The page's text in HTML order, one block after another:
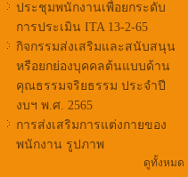
ประชุมพนักงานเพื่อยกระดับ
การประเมิน ITA 13-2-65
กิจกรรมส่งเสริมและสนับสนุน
หรือยกย่องบุคคลต้นแบบด้าน
คุณธรรมจริยธรรม ประจำปี
งบฯ พ.ศ. 2565
การส่งเสริมการแต่งกายของ
พนักงาน รูปภาพ
ดูทั้งหมด